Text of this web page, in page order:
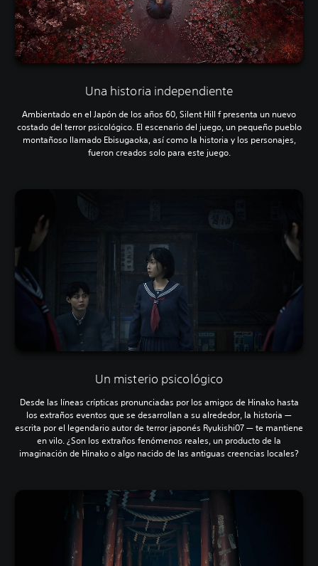
Una historia independiente
Ambientado en el Japón de los años 60, Silent Hill f presenta un nuevo
costado del terror psicológico. El escenario del juego, un pequeño pueblo
montañoso llamado Ebisugaoka, así como la historia y los personajes,
fueron creados solo para este juego.
Un misterio psicológico
Desde las líneas crípticas pronunciadas por los amigos de Hinako hasta
los extraños eventos que se desarrollan a su alrededor, la historia —
escrita por el legendario autor de terror japonés Ryukishi07 — te mantiene
en vilo. ¿Son los extraños fenómenos reales, un producto de la
imaginación de Hinako o algo nacido de las antiguas creencias locales?